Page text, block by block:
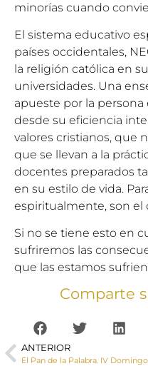
minorías cuando
El sistema educativo
países occidentales,
la religión católica en
universidades. Una
apueste por la
desde su eficiencia
valores cristianos, que
que se llevan a la
docentes preparados
en su estilo de vida.
espiritualmente, son el
Si no se tiene esto en
sufriremos las
que las estamos
Comparte
ANTERIOR